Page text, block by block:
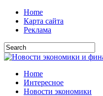
Home
Карта сайта
Реклама
Home
Интересное
Новости экономики